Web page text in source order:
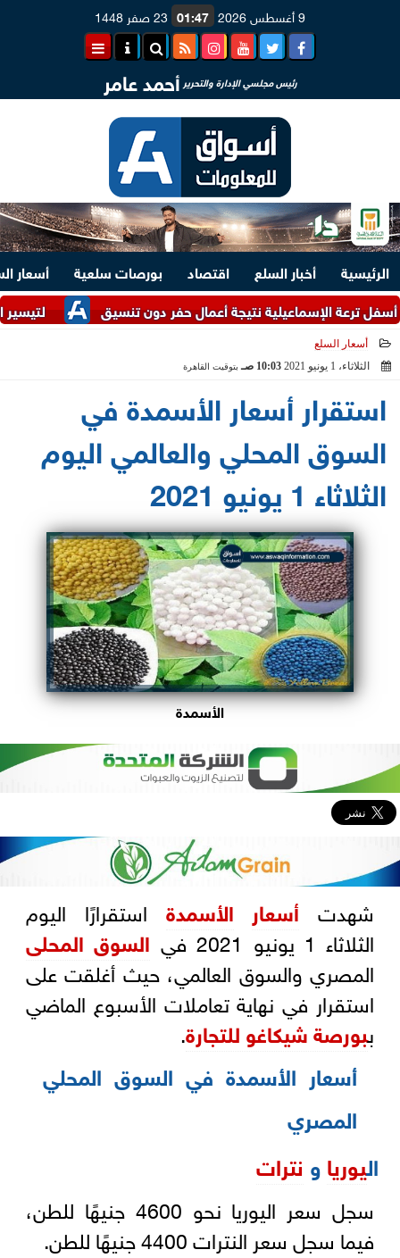
9 أغسطس 2026 01:47 23 صفر 1448
رئيس مجلسي الإدارة والتحرير أحمد عامر
الرئيسية أخبار السلع اقتصاد بورصات سلعية
أسعار
لتيسير الإجراءات..
الإسماعيلية نتيجة أعمال حفر دون تنسيق
أسعار السلع
الثلاثاء، 1 يونيو 2021
10:03 صـ بتوقيت القاهرة
استقرار أسعار الأسمدة في
السوق المحلي والعالمي اليوم
الثلاثاء 1 يونيو 2021
الأسمدة
شهدت أسعار الأسمدة استقرارًا اليوم
الثلاثاء 1 يونيو 2021 في
السوق المحلى
المصري والسوق العالمي، حيث أغلقت على
استقرار في نهاية تعاملات الأسبوع الماضي
ببورصة شيكاغو للتجارة.
أسعار الأسمدة في السوق المحلي
المصري
اليورياو نترات
سجل سعر اليوريا نحو 4600 جنيهًا للطن،
فيما سجل سعر النترات 4400 جنيهًا للطن.